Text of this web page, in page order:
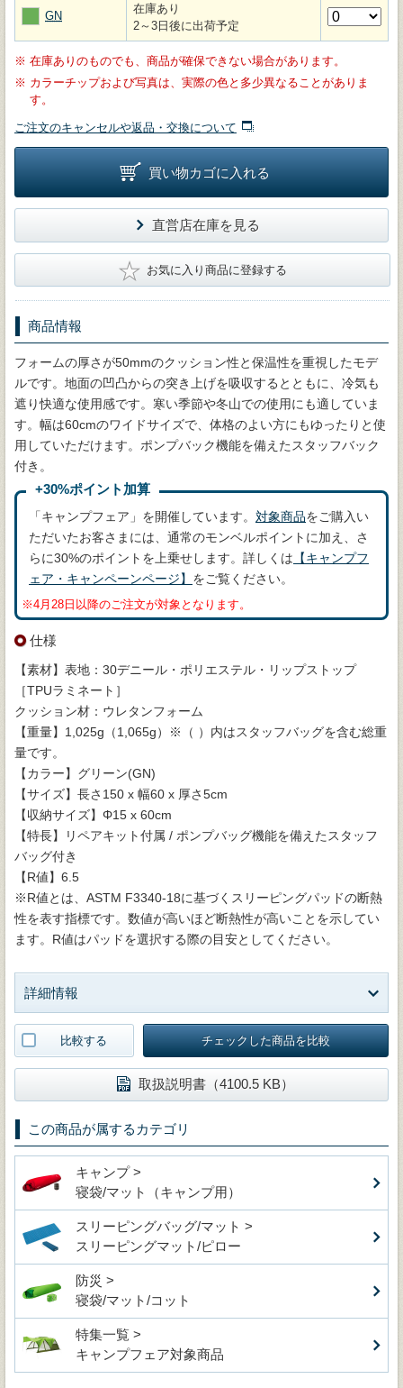
GN
在庫あり
2～3日後に出荷予定
※ 在庫ありのものでも、商品が確保できない場合があります。
※ カラーチップおよび写真は、実際の色と多少異なることがありま
す。
ご注文のキャンセルや返品・交換について
買い物カゴに入れる
直営店在庫を見る
★ お気に入り商品に登録する
商品情報
フォームの厚さが50mmのクッション性と保温性を重視したモデ
ルです。地面の凹凸からの突き上げを吸収するとともに、冷気も
遮り快適な使用感です。寒い季節や冬山での使用にも適していま
す。幅は60cmのワイドサイズで、体格のよい方にもゆったりと使
用していただけます。ポンプバック機能を備えたスタッフバック
付き。
+30%ポイント加算
「キャンプフェア」を開催しています。 対象商品をご購入い
ただいたお客さまには、通常のモンベルポイントに加え、さ
らに30%のポイントを上乗せします。詳しくは 【キャンプフ
ェア・キャンペーンページ】 をご覧ください。
※4月28日以降のご注文が対象となります。
仕様
【素材】表地：30デニール・ポリエステル・リップストップ
［TPUラミネート］
クッション材：ウレタンフォーム
【重量】1,025g（1,065g）※（ ）内はスタッフバッグを含む総重
量です。
【カラー】グリーン(GN)
【サイズ】長さ150 x 幅60 x 厚さ5cm
【収納サイズ】Φ15 x 60cm
【特長】リペアキット付属 / ポンプバッグ機能を備えたスタッフ
バッグ付き
【R値】6.5
※R値とは、ASTM F3340-18に基づくスリーピングパッドの断熱
性を表す指標です。数値が高いほど断熱性が高いことを示してい
ます。R値はパッドを選択する際の目安としてください。
詳細情報
比較する チェックした商品を比較
取扱説明書（4100.5 KB）
この商品が属するカテゴリ
キャンプ >
寝袋/マット（キャンプ用）
スリーピングバッグ/マット >
スリーピングマット/ピロー
防災 >
寝袋/マット/コット
特集一覧 >
キャンプフェア対象商品